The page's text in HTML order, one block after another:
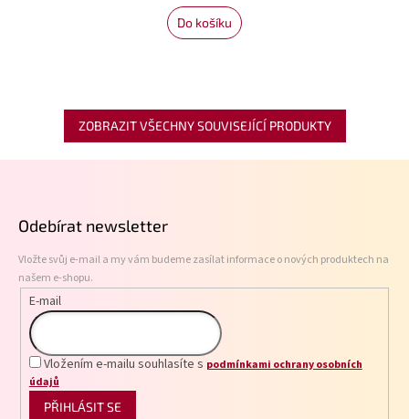
Do košíku
ZOBRAZIT VŠECHNY SOUVISEJÍCÍ PRODUKTY
Odebírat newsletter
Vložte svůj e-mail a my vám budeme zasílat informace o nových produktech na
našem e-shopu.
E-mail
Vložením e-mailu souhlasíte s podmínkami ochrany osobních
údajů
PŘIHLÁSIT SE